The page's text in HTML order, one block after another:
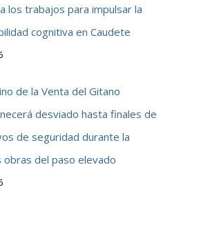
los trabajos para impulsar la
cognitiva en Caudete
de la Venta del Gitano
desviado hasta finales de
de seguridad durante la
obras del paso elevado